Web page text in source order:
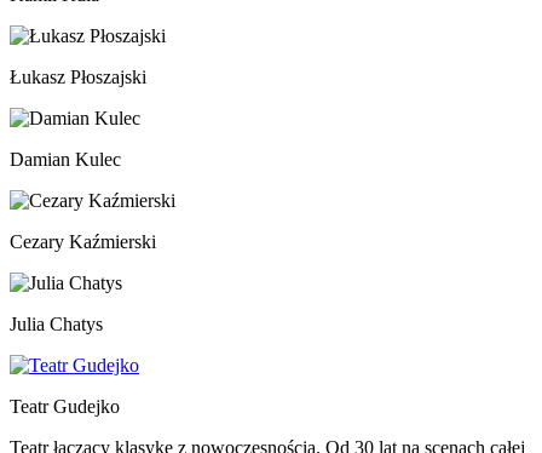
Łukasz Płoszajski
Damian Kulec
Cezary Kaźmierski
Julia Chatys
Teatr Gudejko
Teatr łączący klasykę z nowoczesnością. Od 30 lat na scenach całej